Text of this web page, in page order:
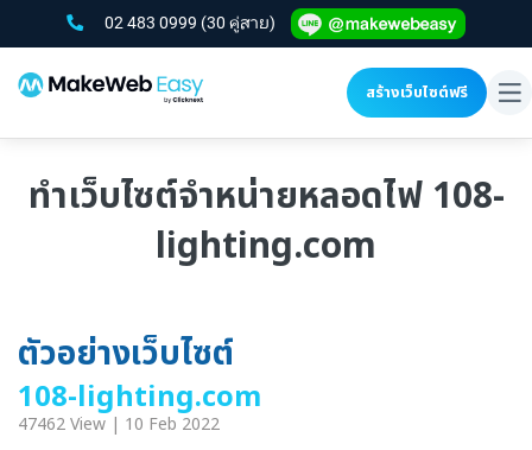
02 483 0999 (30 คู่สาย)
สร้างเว็บไซต์ฟรี
ทำเว็บไซต์จำหน่ายหลอดไฟ 108-
lighting.com
ตัวอย่างเว็บไซต์
108-lighting.com
47462 View | 10 Feb 2022